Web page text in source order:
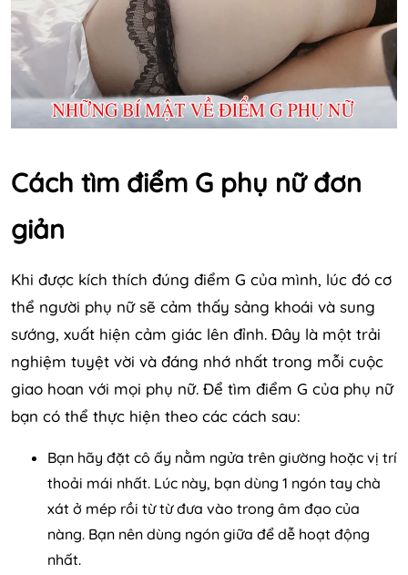
Cách tìm điểm G phụ nữ đơn
giản
Khi được kích thích đúng điểm G của mình, lúc đó cơ
thể người phụ nữ sẽ cảm thấy sảng khoái và sung
sướng, xuất hiện cảm giác lên đỉnh. Đây là một trải
nghiệm tuyệt vời và đáng nhớ nhất trong mỗi cuộc
giao hoan với mọi phụ nữ. Để tìm điểm G của phụ nữ
bạn có thể thực hiện theo các cách sau:
Bạn hãy đặt cô ấy nằm ngửa trên giường hoặc vị trí
thoải mái nhất. Lúc này, bạn dùng 1 ngón tay chà
xát ở mép rồi từ từ đưa vào trong âm đạo của
nàng. Bạn nên dùng ngón giữa để dễ hoạt động
nhất.